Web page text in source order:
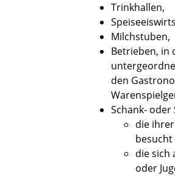
Trinkhallen,
Milchstuben,
Betrieben, in
den
Schank-
die
die sich
oder